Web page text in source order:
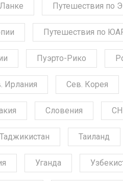
Путешествия по
Путешествия по
Пуэрто-Рико
Ирлания Сев. Корея
Словения
Таджикистан Таиланд
Уганда